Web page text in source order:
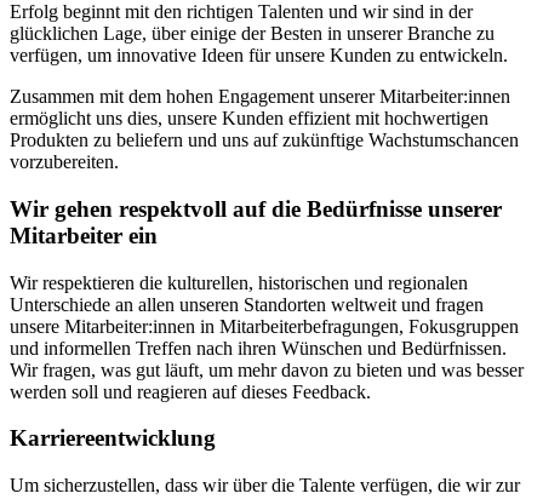
Erfolg beginnt mit den richtigen Talenten und wir sind in der
glücklichen Lage, über einige der Besten in unserer Branche zu
verfügen, um innovative Ideen für unsere Kunden zu entwickeln.
Zusammen mit dem hohen Engagement unserer Mitarbeiter:innen
ermöglicht uns dies, unsere Kunden effizient mit hochwertigen
Produkten zu beliefern und uns auf zukünftige Wachstumschancen
vorzubereiten.
Wir gehen respektvoll auf die Bedürfnisse unserer
Mitarbeiter ein
Wir respektieren die kulturellen, historischen und regionalen
Unterschiede an allen unseren Standorten weltweit und fragen
unsere Mitarbeiter:innen in Mitarbeiterbefragungen, Fokusgruppen
und informellen Treffen nach ihren Wünschen und Bedürfnissen.
Wir fragen, was gut läuft, um mehr davon zu bieten und was besser
werden soll und reagieren auf dieses Feedback.
Karriereentwicklung
Um sicherzustellen, dass wir über die Talente verfügen, die wir zur